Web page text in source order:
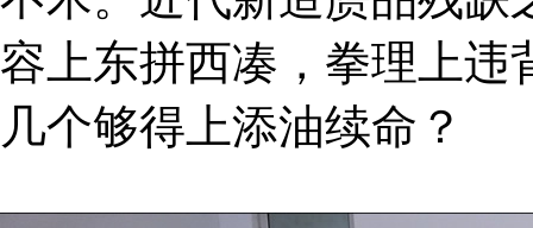
容上东拼西凑，拳理上违
几个够得上添油续命？